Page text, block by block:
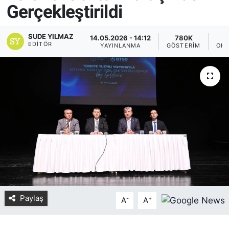
Gerçekleştirildi
SUDE YILMAZ
EDITÖR
14.05.2026 - 14:12
YAYINLANMA
780K
GÖSTERIM
Paylaş A- A+
Yurt Dışı Fuarlar
Teknoloji
KÜLTÜR SANAT
ŞİRKET HABERLERİ
SAVUNMA SANAYİ
FUAR HABERLERİ
FUAR TAKVİMİ
Amerika Fuarları
FUAR RAPORU
FESTİVAL HABERLERİ